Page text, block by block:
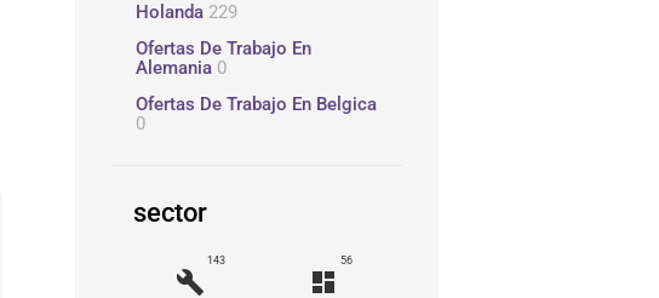
Holanda 229
Ofertas De Trabajo En
Alemania 0
Ofertas De Trabajo En Belgica
0
sector
143
build
56
dashboard